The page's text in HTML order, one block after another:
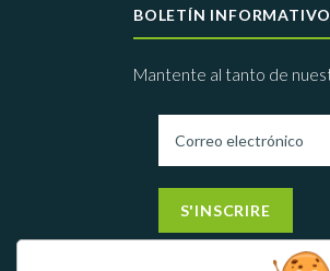
BOLETÍN INFORMATIVO
Mantente al tanto de
S'INSCRIRE